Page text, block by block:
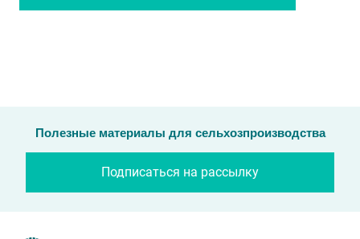
Полезные материалы для сельхозпроизводства
Подписаться на рассылку